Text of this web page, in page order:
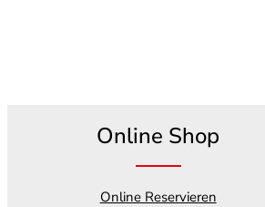
Online Shop
Online Reservieren